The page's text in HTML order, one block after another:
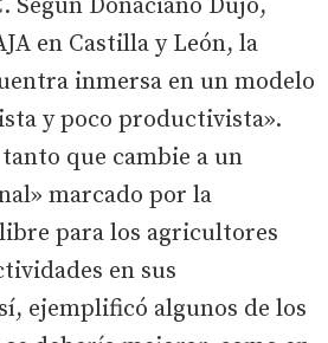
Según Donaciano Dujo,
en Castilla y León, la
inmersa en un modelo
y poco productivista».
que cambie a un
marcado por la
para los agricultores
en sus
ejemplificó algunos de los